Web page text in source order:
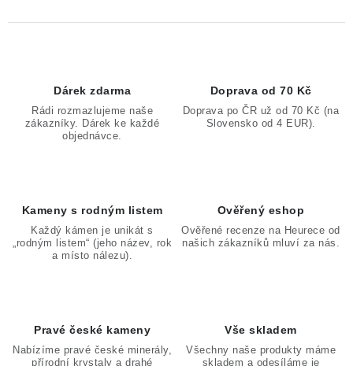
Dárek zdarma
Rádi rozmazlujeme naše
zákazníky. Dárek ke každé
objednávce.
Doprava od 70 Kč
Doprava po ČR už od 70 Kč (na
Slovensko od 4 EUR).
Kameny s rodným listem
Každý kámen je unikát s
„rodným listem“ (jeho název, rok
a místo nálezu).
Ověřený eshop
Ověřené recenze na Heurece od
našich zákazníků mluví za nás.
Pravé české kameny
Nabízíme pravé české minerály,
přírodní krystaly a drahé
Vše skladem
Všechny naše produkty máme
skladem a odesíláme je